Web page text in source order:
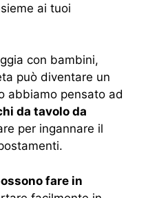
ai tuoi
con bambini,
può diventare un
abbiamo pensato ad
da tavolo da
per ingannare il
fare in